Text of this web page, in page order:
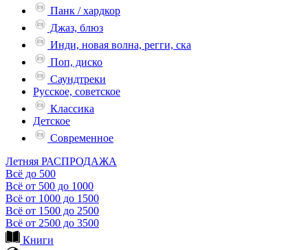
Панк / хардкор
Джаз, блюз
Инди, новая волна, регги, ска
Поп, диско
Саундтреки
Русское, советское
Классика
Детское
Современное
Летняя РАСПРОДАЖА
Всё до 500
Всё от 500 до 1000
Всё от 1000 до 1500
Всё от 1500 до 2500
Всё от 2500 до 3500
Книги